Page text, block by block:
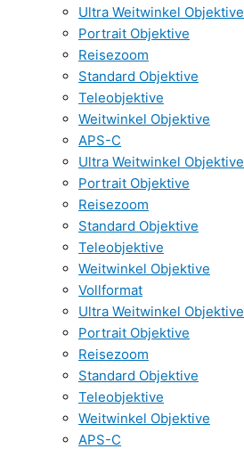
Ultra Weitwinkel Objektive
Portrait Objektive
Reisezoom
Standard Objektive
Teleobjektive
Weitwinkel Objektive
APS-C
Ultra Weitwinkel Objektive
Portrait Objektive
Reisezoom
Standard Objektive
Teleobjektive
Weitwinkel Objektive
Vollformat
Ultra Weitwinkel Objektive
Portrait Objektive
Reisezoom
Standard Objektive
Teleobjektive
Weitwinkel Objektive
APS-C